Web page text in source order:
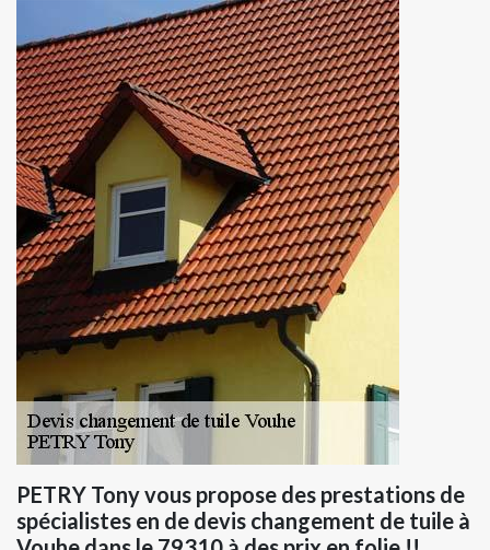
PETRY Tony vous propose des prestations de
spécialistes en de devis changement de tuile à